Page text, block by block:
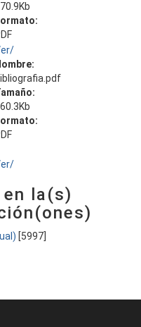
la(s)
[5997]